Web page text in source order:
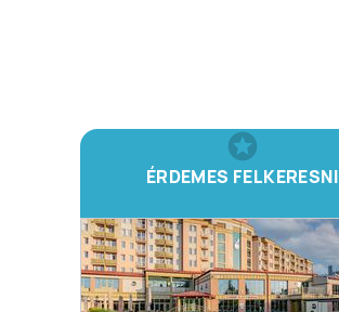
ÉRDEMES FELKERESNI